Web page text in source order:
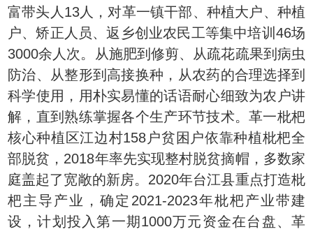
富带头人13人，对革一镇干部、种植大户、种植
户、矫正人员、返乡创业农民工等集中培训46场
3000余人次。从施肥到修剪、从疏花疏果到病虫
防治、从整形到高接换种，从农药的合理选择到
科学使用，用朴实易懂的话语耐心细致为农户讲
解，直到熟练掌握各个生产环节技术。革一枇杷
核心种植区江边村158户贫困户依靠种植枇杷全
部脱贫，2018年率先实现整村脱贫摘帽，多数家
庭盖起了宽敞的新房。2020年台江县重点打造枇
杷主导产业，确定2021-2023年枇杷产业带建
设，计划投入第一期1000万元资金在台盘、革